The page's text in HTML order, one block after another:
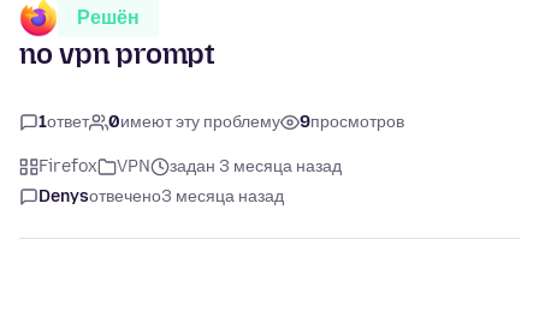
Решён
no vpn prompt
1ответ 0имеют эту проблему 9просмотров
Firefox VPN
задан 3 месяца назад
Denysотвечено3 месяца назад